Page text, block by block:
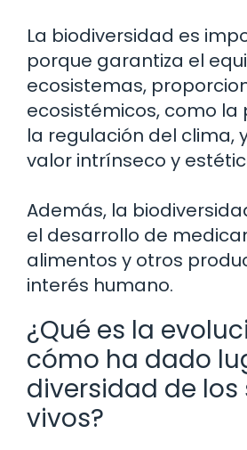
La biodiversidad es
porque garantiza el
ecosistemas,
ecosistémicos, como la
la regulación del clima,
valor intrínseco y
Además, la
el desarrollo de
alimentos y otros
interés humano.
¿Qué es la
cómo ha dado
diversidad de los
vivos?